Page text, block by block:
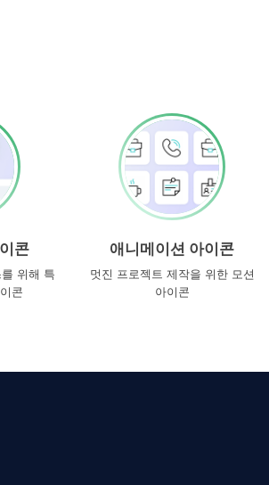
콘
위해 특
콘
애니메이션 아이콘
멋진 프로젝트 제작을 위한 모션
아이콘